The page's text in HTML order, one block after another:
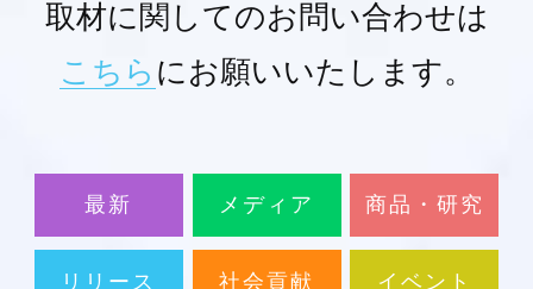
取材に関してのお問い合わせは
こちら にお願いいたします。
最新 メディア 商品・研究
リリース 社会貢献 イベント